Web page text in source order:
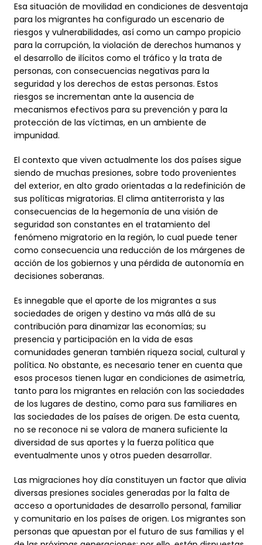
Esa situación de movilidad en condiciones de desventaja
para los migrantes ha configurado un escenario de
riesgos y vulnerabilidades, así como un campo propicio
para la corrupción, la violación de derechos humanos y
el desarrollo de ilícitos como el tráfico y la trata de
personas, con consecuencias negativas para la
seguridad y los derechos de estas personas. Estos
riesgos se incrementan ante la ausencia de
mecanismos efectivos para su prevención y para la
protección de las víctimas, en un ambiente de
impunidad.
El contexto que viven actualmente los dos países sigue
siendo de muchas presiones, sobre todo provenientes
del exterior, en alto grado orientadas a la redefinición de
sus políticas migratorias. El clima antiterrorista y las
consecuencias de la hegemonía de una visión de
seguridad son constantes en el tratamiento del
fenómeno migratorio en la región, lo cual puede tener
como consecuencia una reducción de los márgenes de
acción de los gobiernos y una pérdida de autonomía en
decisiones soberanas.
Es innegable que el aporte de los migrantes a sus
sociedades de origen y destino va más allá de su
contribución para dinamizar las economías; su
presencia y participación en la vida de esas
comunidades generan también riqueza social, cultural y
política. No obstante, es necesario tener en cuenta que
esos procesos tienen lugar en condiciones de asimetría,
tanto para los migrantes en relación con las sociedades
de los lugares de destino, como para sus familiares en
las sociedades de los países de origen. De esta cuenta,
no se reconoce ni se valora de manera suficiente la
diversidad de sus aportes y la fuerza política que
eventualmente unos y otros pueden desarrollar.
Las migraciones hoy día constituyen un factor que alivia
diversas presiones sociales generadas por la falta de
acceso a oportunidades de desarrollo personal, familiar
y comunitario en los países de origen. Los migrantes son
personas que apuestan por el futuro de sus familias y el